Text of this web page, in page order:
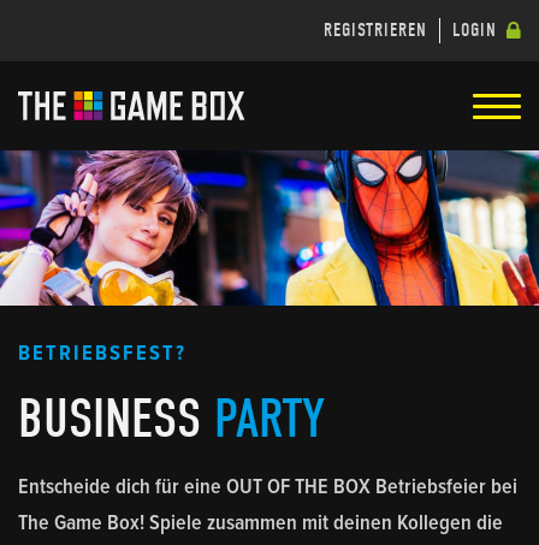
REGISTRIEREN LOGIN
BETRIEBSFEST?
BUSINESS PARTY
Entscheide dich für eine OUT OF THE BOX Betriebsfeier bei
The Game Box! Spiele zusammen mit deinen Kollegen die